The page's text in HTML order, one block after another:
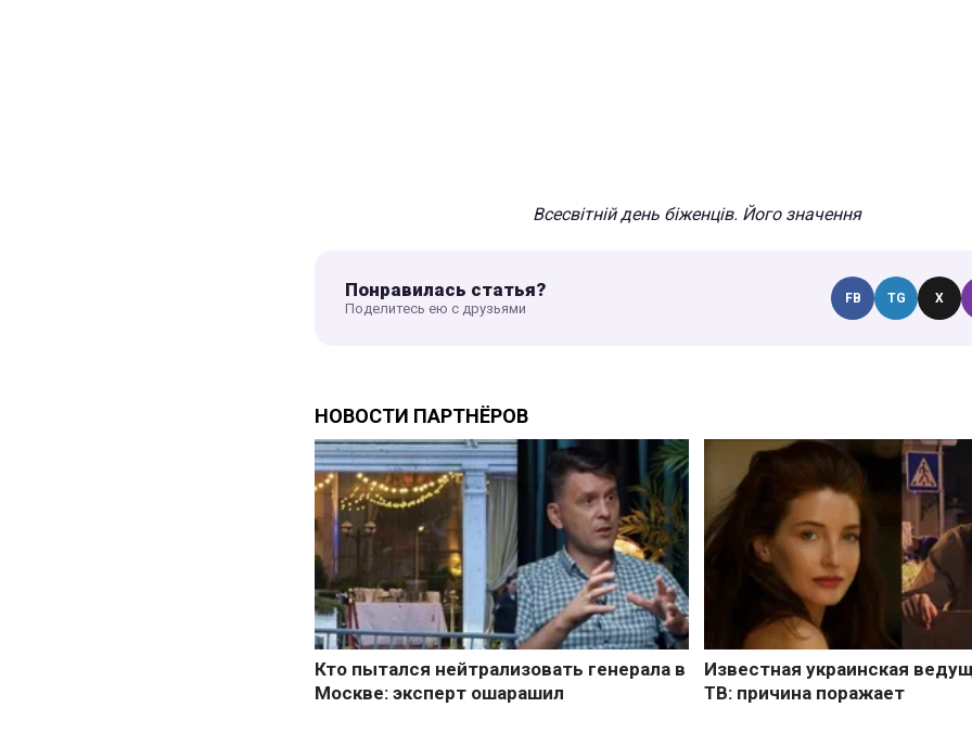
Всесвітній день біженців. Його значення
Понравилась статья?
Поделитесь ею с друзьями
FB TG X